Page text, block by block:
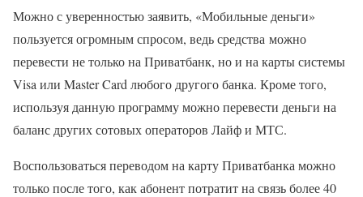
Можно с уверенностью заявить, «Мобильные деньги»
пользуется огромным спросом, ведь средства можно
перевести не только на Приватбанк, но и на карты системы
Visa или Master Card любого другого банка. Кроме того,
используя данную программу можно перевести деньги на
баланс других сотовых операторов Лайф и МТС.
Воспользоваться переводом на карту Приватбанка можно
только после того, как абонент потратит на связь более 40